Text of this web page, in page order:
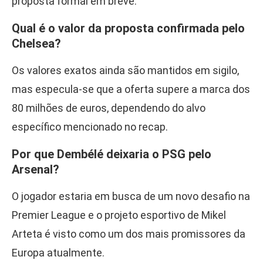
Qual é o valor da proposta confirmada pelo
Chelsea?
Os valores exatos ainda são mantidos em sigilo,
mas especula-se que a oferta supere a marca dos
80 milhões de euros, dependendo do alvo
específico mencionado no recap.
Por que Dembélé deixaria o PSG pelo
Arsenal?
O jogador estaria em busca de um novo desafio na
Premier League e o projeto esportivo de Mikel
Arteta é visto como um dos mais promissores da
Europa atualmente.